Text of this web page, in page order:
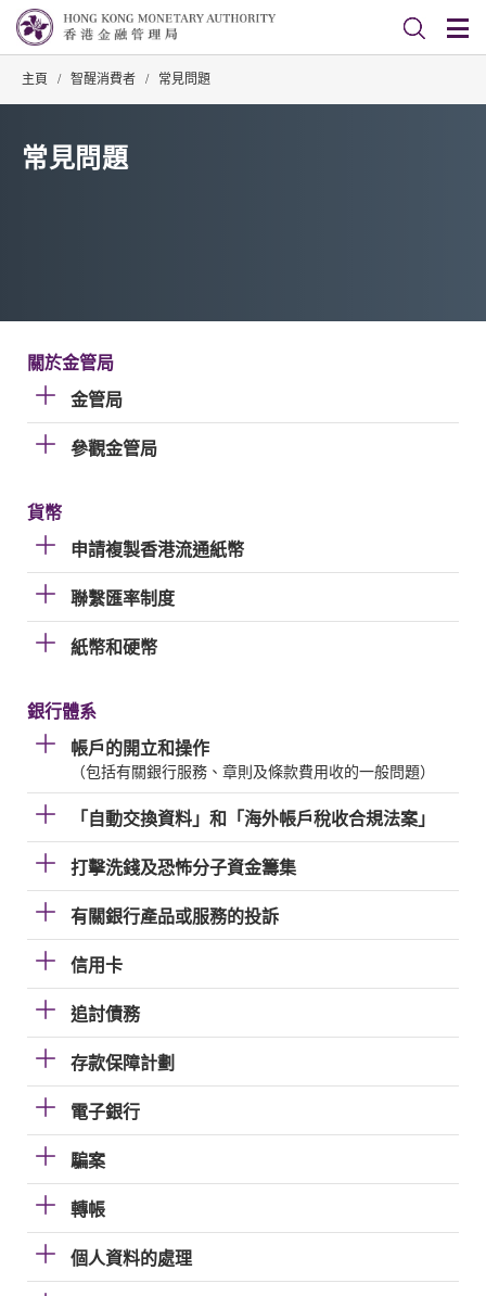
主頁 / 智醒消費者 / 常見問題
常見問題
關於金管局
金管局
參觀金管局
貨幣
申請複製香港流通紙幣
聯繫匯率制度
紙幣和硬幣
銀行體系
帳戶的開立和操作
（包括有關銀行服務、章則及條款費用收的一般問題）
「自動交換資料」和「海外帳戶稅收合規法案」
打擊洗錢及恐怖分子資金籌集
有關銀行產品或服務的投訴
信用卡
追討債務
存款保障計劃
電子銀行
騙案
轉帳
個人資料的處理